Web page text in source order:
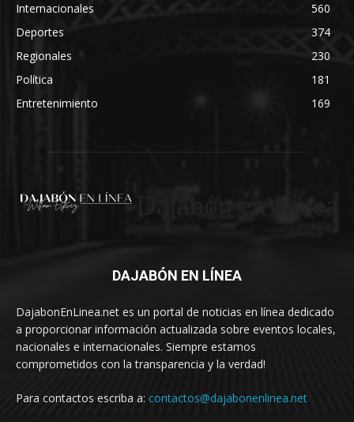
Internacionales
560
Deportes
374
Regionales
230
Política
181
Entretenimiento
169
DAJABÓN EN LÍNEA
DajabonEnLinea.net es un portal de noticias en línea dedicado
a proporcionar información actualizada sobre eventos locales,
nacionales e internacionales. Siempre estamos
comprometidos con la transparencia y la verdad!
Para contactos escriba a: contactos@dajabonenlinea.net